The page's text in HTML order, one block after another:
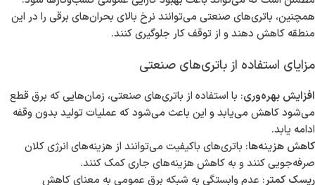
همچنین، باتری‌های صنعتی می‌توانند نرخ بالای بحران‌های برقی را در این
منطقه کاهش دهند و از توقف کار جلوگیری کنند.
مزایای استفاده از باتری‌های صنعتی
افزایش بهره‌وری: با استفاده از باتری‌های صنعتی، زمان‌هایی که برق قطع
می‌شود کاهش می‌یابد و این باعث می‌شود که عملیات تولید بدون وقفه
ادامه یابد.
کاهش هزینه‌ها: باتری‌های باکیفیت می‌توانند از هزینه‌های انرژی کلان
صرفه‌جویی کنند و به کاهش هزینه‌های جاری کمک کنند.
ریسک کمتر: عدم وابستگی به شبکه برق عمومی به معنای کاهش